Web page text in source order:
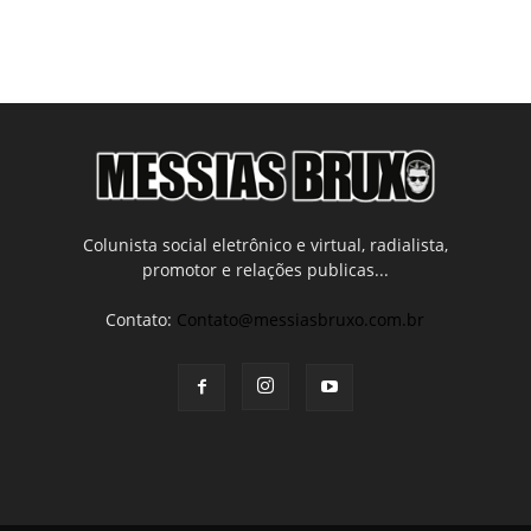
Colunista social eletrônico e virtual, radialista,
promotor e relações publicas...
Contato: Contato@messiasbruxo.com.br